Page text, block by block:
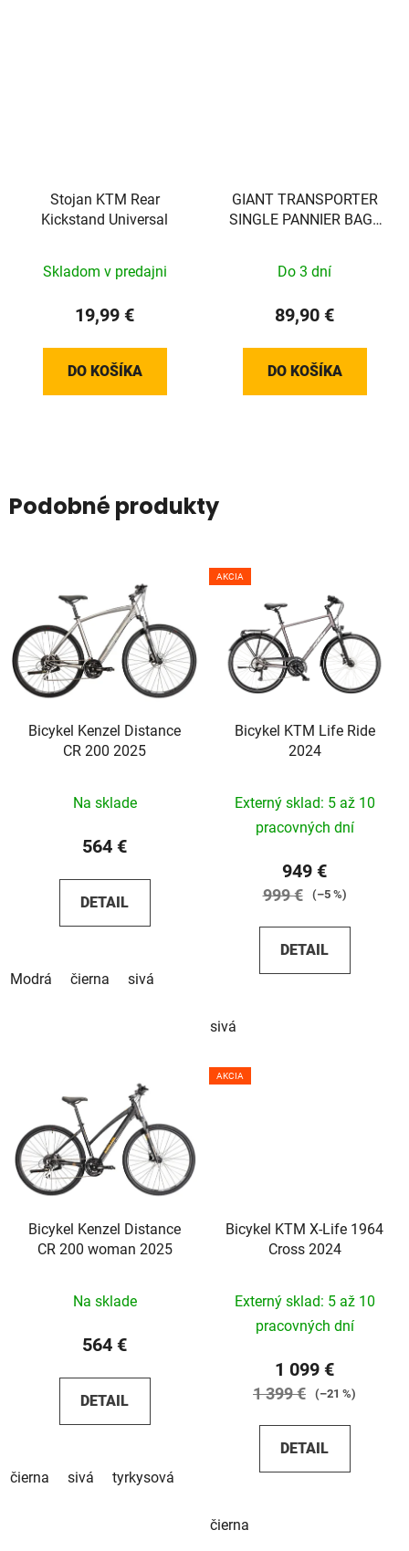
Stojan KTM Rear
Kickstand Universal
Skladom v predajni
19,99 €
DO KOŠÍKA
GIANT TRANSPORTER
SINGLE PANNIER BAG -
Do 3 dní
89,90 €
DO KOŠÍKA
Podobné produkty
Bicykel Kenzel Distance
CR 200 2025
Na sklade
564 €
DETAIL
Modrá čierna sivá
AKCIA
Bicykel KTM Life Ride
2024
Externý sklad: 5 až 10
pracovných dní
949 €
999 € (–5 %)
DETAIL
sivá
Bicykel Kenzel Distance
CR 200 woman 2025
Na sklade
564 €
DETAIL
čierna sivá tyrkysová
AKCIA
Bicykel KTM X-Life 1964
Cross 2024
Externý sklad: 5 až 10
pracovných dní
1 099 €
1 399 € (–21 %)
DETAIL
čierna